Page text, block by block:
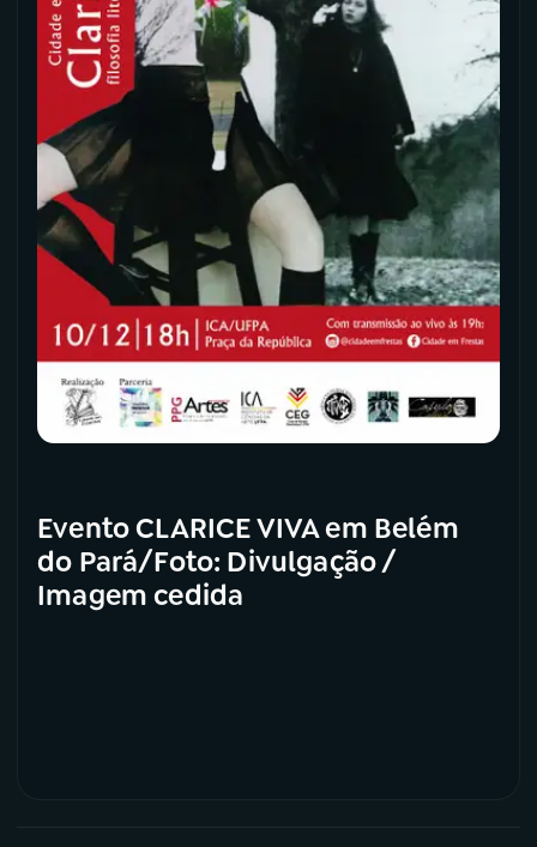
Evento CLARICE VIVA em Belém
do Pará/Foto: Divulgação /
Imagem cedida